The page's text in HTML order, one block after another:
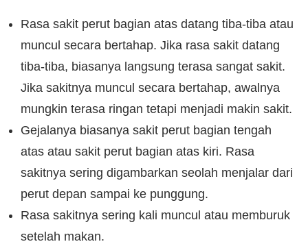
Rasa sakit perut bagian atas datang tiba-tiba atau
muncul secara bertahap. Jika rasa sakit datang
tiba-tiba, biasanya langsung terasa sangat sakit.
Jika sakitnya muncul secara bertahap, awalnya
mungkin terasa ringan tetapi menjadi makin sakit.
Gejalanya biasanya sakit perut bagian tengah
atas atau sakit perut bagian atas kiri. Rasa
sakitnya sering digambarkan seolah menjalar dari
perut depan sampai ke punggung.
Rasa sakitnya sering kali muncul atau memburuk
setelah makan.